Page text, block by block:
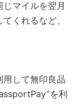
マイルを翌月
くれるなど、
して無印良品
を利